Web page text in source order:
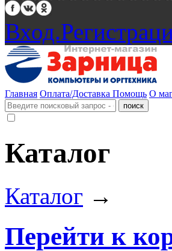
Вход.
Главная Оплата/Доставка Помощь О
Каталог
Каталог →
Перейти к